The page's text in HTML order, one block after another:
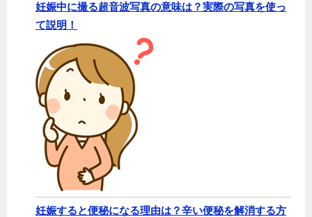
妊娠中に撮る超音波写真の意味は？実際の写真を使っ
て説明！
妊娠すると便秘になる理由は？辛い便秘を解消する方